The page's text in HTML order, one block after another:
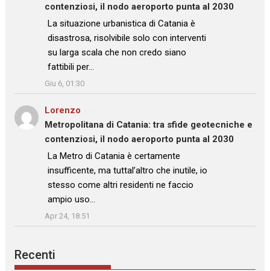
contenziosi, il nodo aeroporto punta al 2030
: “La situazione urbanistica di Catania è
disastrosa, risolvibile solo con interventi
su larga scala che non credo siano
fattibili per…
”
Giu 6, 01:30
Lorenzo
Metropolitana di Catania: tra sfide geotecniche e
contenziosi, il nodo aeroporto punta al 2030
: “La Metro di Catania è certamente
insufficente, ma tuttal’altro che inutile, io
stesso come altri residenti ne faccio
ampio uso…
”
Apr 24, 18:51
Recenti